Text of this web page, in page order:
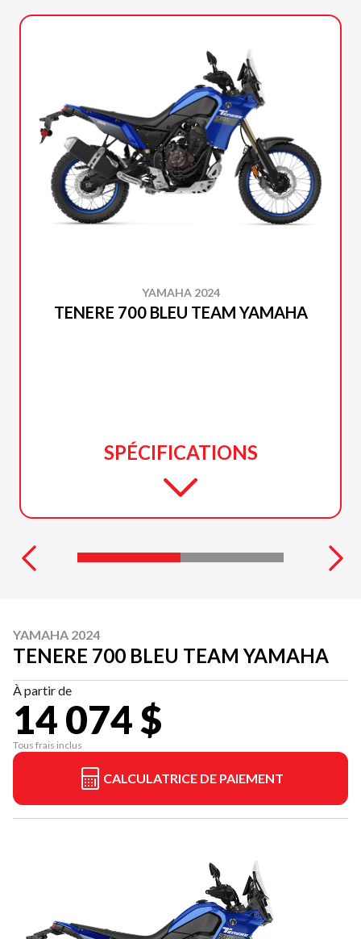
YAMAHA 2024
TENERE 700 BLEU TEAM YAMAHA
SPÉCIFICATIONS
YAMAHA 2024
TENERE 700 BLEU TEAM YAMAHA
À partir de
14 074 $
Tous frais inclus
CALCULATRICE DE PAIEMENT